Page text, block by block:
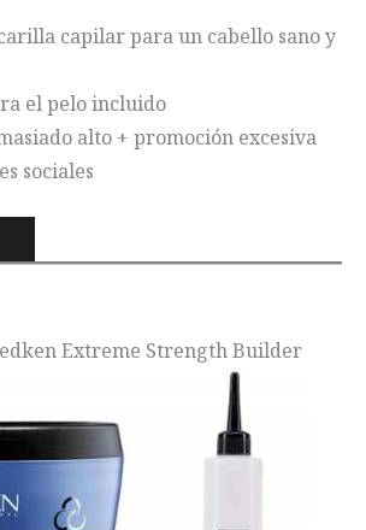
capilar para un cabello sano y
el pelo incluido
alto + promoción excesiva
sociales
Extreme Strength Builder